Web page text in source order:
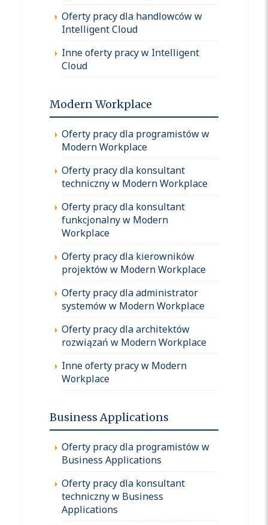
Oferty pracy dla handlowców w
Intelligent Cloud
Inne oferty pracy w Intelligent
Cloud
Modern Workplace
Oferty pracy dla programistów w
Modern Workplace
Oferty pracy dla konsultant
techniczny w Modern Workplace
Oferty pracy dla konsultant
funkcjonalny w Modern
Workplace
Oferty pracy dla kierowników
projektów w Modern Workplace
Oferty pracy dla administrator
systemów w Modern Workplace
Oferty pracy dla architektów
rozwiązań w Modern Workplace
Inne oferty pracy w Modern
Workplace
Business Applications
Oferty pracy dla programistów w
Business Applications
Oferty pracy dla konsultant
techniczny w Business
Applications